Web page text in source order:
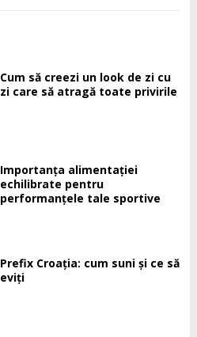
Cum să creezi un look de zi cu
zi care să atragă toate privirile
Importanța alimentației
echilibrate pentru
performanțele tale sportive
Prefix Croația: cum suni și ce să
eviți